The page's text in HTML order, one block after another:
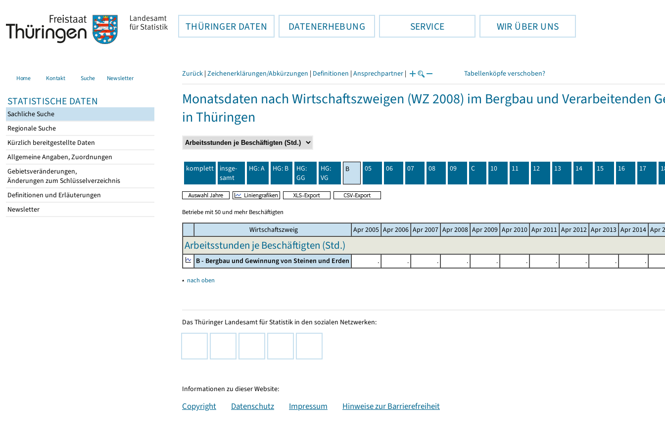
THÜRINGER DATEN DATENERHEBUNG SERVICE WIR ÜBER UNS
Home Kontakt Suche Newsletter
STATISTISCHE DATEN
Sachliche Suche
Regionale Suche
Kürzlich bereitgestellte Daten
Allgemeine Angaben, Zuordnungen
Gebietsveränderungen,
Änderungen zum Schlüsselverzeichnis
Definitionen und Erläuterungen
Newsletter
Zurück | Zeichenerklärungen/Abkürzungen | Definitionen | Ansprechpartner | Tabellenköpfe verschoben?
Monatsdaten nach Wirtschaftszweigen (WZ 2008) im Bergbau und Verarbeitenden
in Thüringen
komplett
insge-
samt
HG: A HG: B
HG:
GG
HG:
VG
B 05 06 07 08 09 C 10 11 12 13 14 15 16 17
Betriebe mit 50 und mehr Beschäftigten
Wirtschaftszweig Apr 2005 Apr 2006 Apr 2007 Apr 2008 Apr 2009 Apr 2010 Apr 2011 Apr 2012 Apr 2013 Apr 2014 Apr
Arbeitsstunden je Beschäftigten (Std.)
B - Bergbau und Gewinnung von Steinen und Erden . . . . . . . . . .
▴ nach oben
Das Thüringer Landesamt für Statistik in den sozialen Netzwerken:
Informationen zu dieser Website:
Copyright Datenschutz Impressum Hinweise zur Barrierefreiheit